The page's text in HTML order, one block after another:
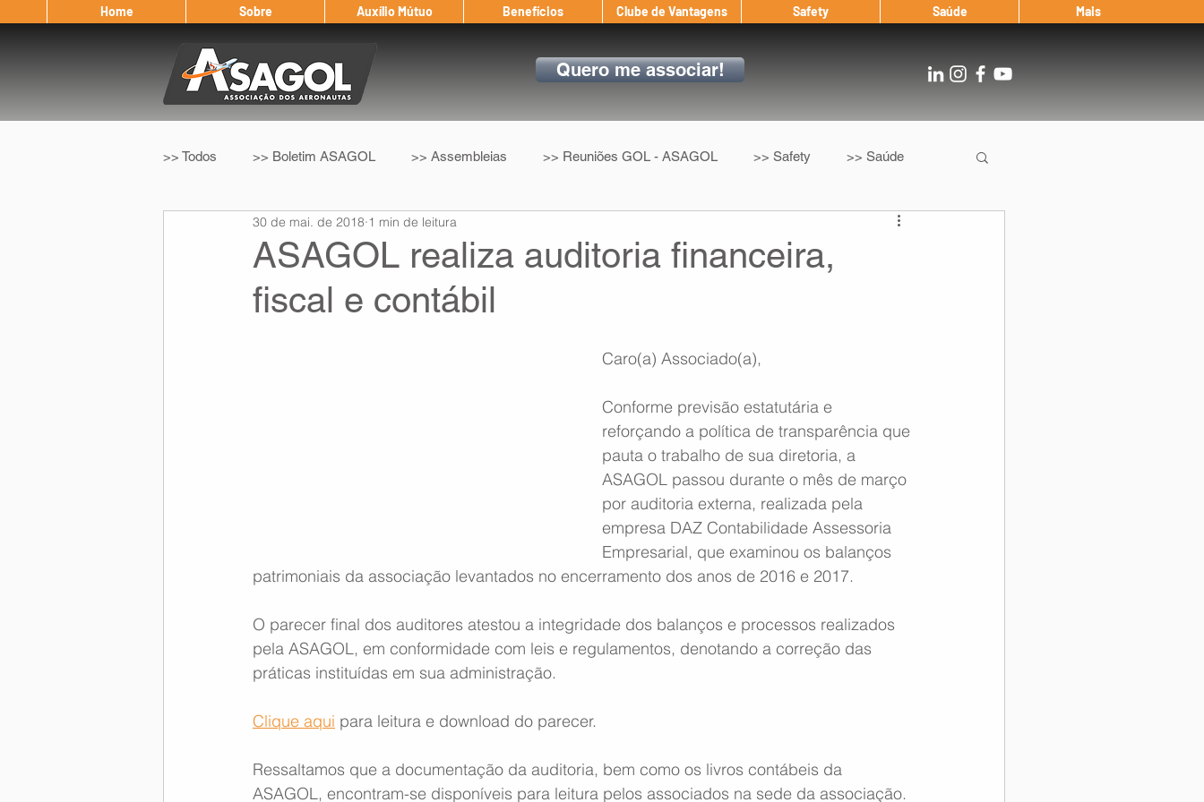
Home Sobre Auxílio Mútuo Benefícios Clube de Vantagens Safety Saúde Mais
Quero me associar!
>> Todos >> Boletim ASAGOL >> Assembleias >> Reuniões GOL - ASAGOL >> Safety >> Saúde
>> Legislação >> IFALPA >> Convenção Coletiva After Landing
Eleição ASAGOL Safety Window Auxílio Mútuo
Teste ICAO Fadigômetro
ASAGOL realiza auditoria financeira,
fiscal e contábil
30 de mai. de 2018 1 min de leitura
Caro(a) Associado(a),
Conforme previsão estatutária e
reforçando a política de transparência que
pauta o trabalho de sua diretoria, a
ASAGOL passou durante o mês de março
por auditoria externa, realizada pela
empresa DAZ Contabilidade Assessoria
Empresarial, que examinou os balanços
patrimoniais da associação levantados no encerramento dos anos de 2016 e 2017.
O parecer final dos auditores atestou a integridade dos balanços e processos realizados
pela ASAGOL, em conformidade com leis e regulamentos, denotando a correção das
práticas instituídas em sua administração.
Clique aqui para leitura e download do parecer.
Ressaltamos que a documentação da auditoria, bem como os livros contábeis da
ASAGOL, encontram-se disponíveis para leitura pelos associados na sede da associação.